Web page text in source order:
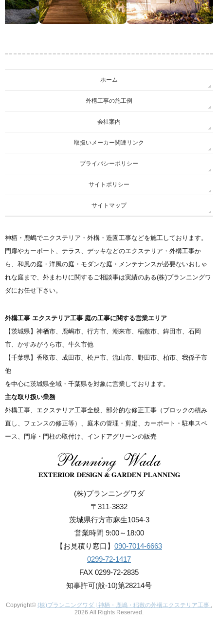
ホーム
外構工事の施工例
会社案内
取扱いメーカー関連リンク
プライバシーポリシー
サイトポリシー
サイトマップ
神栖・鹿嶋でエクステリア・外構・造園工事などを施工しております。
門扉やカーポート、テラス、デッキなどのエクステリア・外構工事か
ら、和風の庭・洋風の庭・モダンな庭・メンテナンスが必要ないおしゃ
れな庭まで、外まわりに関するご相談事は実績のある(株)プランニングワ
ダにお任せ下さい。
外構工事 エクステリア工事 庭の工事に関する営業エリア
【茨城県】神栖市、鹿嶋市、行方市、潮来市、稲敷市、鉾田市、石岡
市、かすみがうら市、牛久市他
【千葉県】香取市、成田市、松戸市、流山市、野田市、柏市、我孫子市
他
を中心に茨城県全域・千葉県を対象に営業しております。
主な取り扱い業務
外構工事、エクステリア工事全般、部分的な修正工事（ブロックの積み
直し、フェンスの修正等）、庭木の管理・剪定、カーポート・駐車スペ
ース、門扉・門柱の取付け、インドアグリーンの販売
(株)プランニングワダ
〒311-3832
茨城県行方市麻生1054-3
営業時間 9:00～18:00
【お見積り窓口】 090-7014-6663
0299-72-1417
FAX 0299-72-2835
知事許可(般-10)第28214号
Copyright© (株)プランニングワダ | 神栖・鹿嶋・稲敷の外構エクステリア工事 ,
2026 All Rights Reserved.